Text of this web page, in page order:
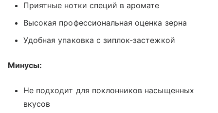
Приятные нотки специй в аромате
Высокая профессиональная оценка зерна
Удобная упаковка с зиплок-застежкой
Минусы:
Не подходит для поклонников насыщенных
вкусов